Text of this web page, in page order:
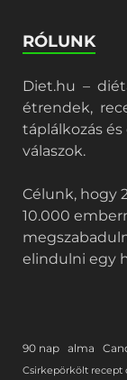
RÓLUNK
Diet.hu –
étrendek,
táplálkozás
válaszok.
Célunk, hogy
10.000
elindulni egy
90 nap alma
Csirkepörkölt recept